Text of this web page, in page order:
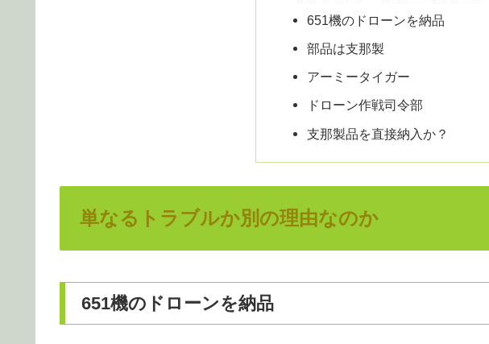
651機のドローンを納品
部品は支那製
アーミータイガー
ドローン作戦司令部
支那製品を直接納入か？
単なるトラブルか別の理由なのか
651機のドローンを納品